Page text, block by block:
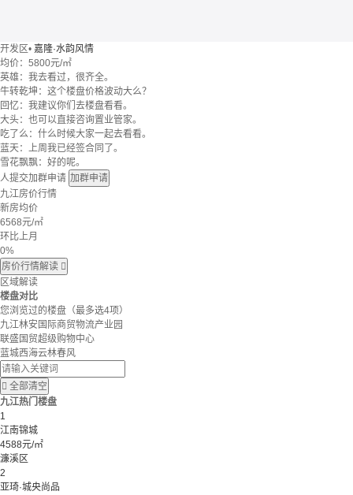
开发区• 嘉隆·水韵风情
均价： 5800元/㎡
英雄：我去看过，很齐全。
牛转乾坤：这个楼盘价格波动大么？
回忆：我建议你们去楼盘看看。
大头：也可以直接咨询置业管家。
吃了么：什么时候大家一起去看看。
蓝天：上周我已经签合同了。
雪花飘飘：好的呢。
人提交加群申请 加群申请
九江房价行情
新房均价
6568元/㎡
环比上月
0%
房价行情解读 
区域解读
楼盘对比
您浏览过的楼盘 （最多选4项）
九江林安国际商贸物流产业园
联盛国贸超级购物中心
蓝城西海云林春风
 全部清空
九江热门楼盘
1
江南锦城
4588元/㎡
濂溪区
2
亚琦·城央尚品